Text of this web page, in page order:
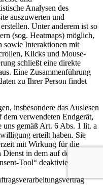
Analysen des
auszuwerten und
Unter anderem ist so
(sog. Heatmaps) möglich,
sowie Interaktionen mit
Klicks und Mouse-
schließt eine direkte
Eine Zusammenführung
zu Ihrer Person findet
insbesondere das Auslesen
verwendeten Endgerät,
gemäß Art. 6 Abs. 1 lit. a
erteilt haben. Sie
mit Wirkung für die
in dem auf der
Tool“ deaktivieren.